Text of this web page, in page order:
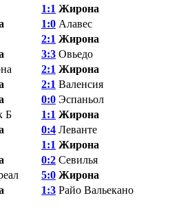
1:1 Жирона
1:0 Алавес
2:1 Жирона
3:3 Овьедо
2:1 Жирона
2:1 Валенсия
0:0 Эспаньол
Б 1:1 Жирона
0:4 Леванте
1:1 Жирона
0:2 Севилья
5:0 Жирона
1:3 Райо Вальекано